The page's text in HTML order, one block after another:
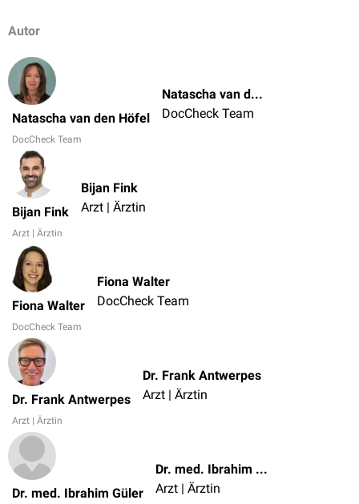
Autor
Natascha van den Höfel
DocCheck Team
Natascha van den Höfel
DocCheck Team
Bijan Fink
Arzt | Ärztin
Bijan Fink
Arzt | Ärztin
Fiona Walter
DocCheck Team
Fiona Walter
DocCheck Team
Dr. Frank Antwerpes
Arzt | Ärztin
Dr. Frank Antwerpes
Arzt | Ärztin
Dr. med. Ibrahim Güler
Dr. med. Ibrahim Güler
Arzt | Ärztin